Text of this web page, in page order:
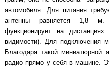
автомобиля. Для питания
антенны равняется 1,8
функционирует на
видимости). Для подключения
Благодаря такой миниатюрной
радио прямо у себя в машине.